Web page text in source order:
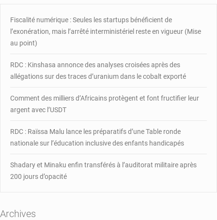
de
république
Fiscalité numérique : Seules les startups bénéficient de
l’exonération, mais l’arrêté interministériel reste en vigueur (Mise
au point)
RDC : Kinshasa annonce des analyses croisées après des
allégations sur des traces d’uranium dans le cobalt exporté
Comment des milliers d’Africains protègent et font fructifier leur
argent avec l’USDT
RDC : Raïssa Malu lance les préparatifs d’une Table ronde
nationale sur l’éducation inclusive des enfants handicapés
Shadary et Minaku enfin transférés à l’auditorat militaire après
200 jours d’opacité
Archives